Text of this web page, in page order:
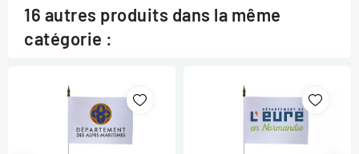
16 autres produits dans la même
catégorie :